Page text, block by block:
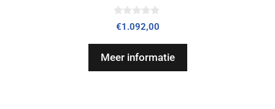
0
v
5
€1.092,00
Meer informatie